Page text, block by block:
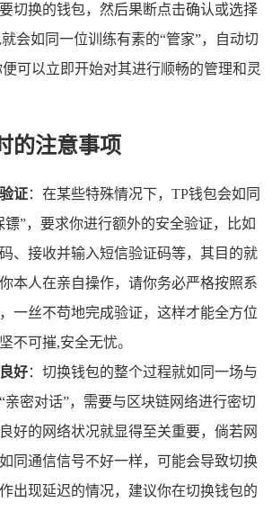
切换的钱包，然后果断点击确认或选择
会如同一位训练有素的“管家”，自动切
可以立即开始对其进行顺畅的管理和灵
的注意事项
证：在某些特殊情况下，TP钱包会如同
镖”，要求你进行额外的安全验证，比如
、接收并输入短信验证码等，其目的就
本人在亲自操作，请你务必严格按照系
一丝不苟地完成验证，这样才能全方位
不可摧,安全无忧。
好：切换钱包的整个过程就如同一场与
亲密对话”，需要与区块链网络进行密切
好的网络状况就显得至关重要，倘若网
同通信信号不好一样，可能会导致切换
出现延迟的情况，建议你在切换钱包的